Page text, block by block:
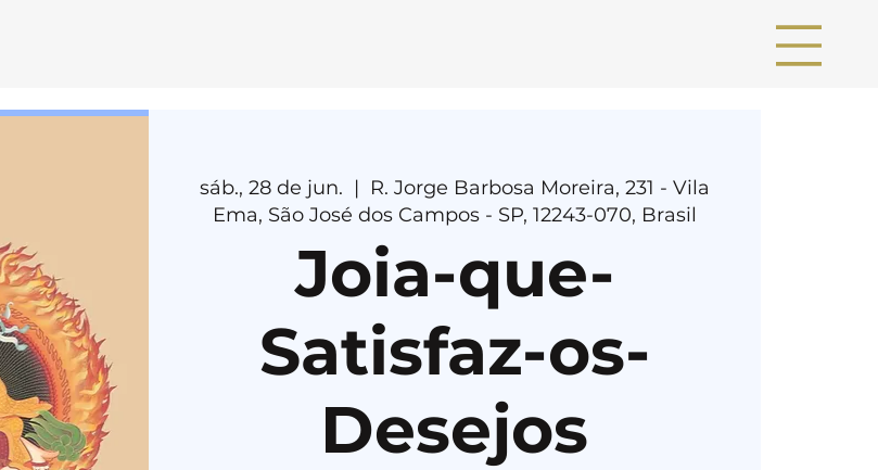
sáb., 28 de jun.
  |
R. Jorge Barbosa Moreira, 231 - Vila
Ema, São José dos Campos - SP, 12243-070, Brasil
Joia-que-
Satisfaz-os-
Desejos